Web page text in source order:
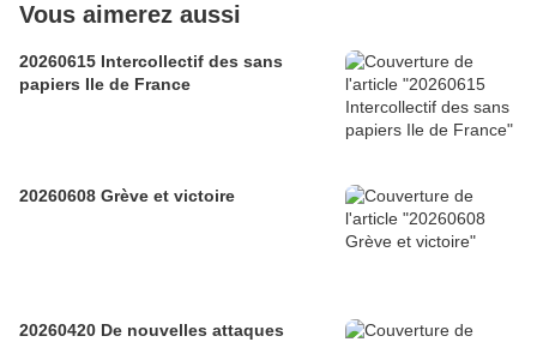
Vous aimerez aussi
20260615 Intercollectif des sans
papiers Ile de France
20260608 Grève et victoire
20260420 De nouvelles attaques